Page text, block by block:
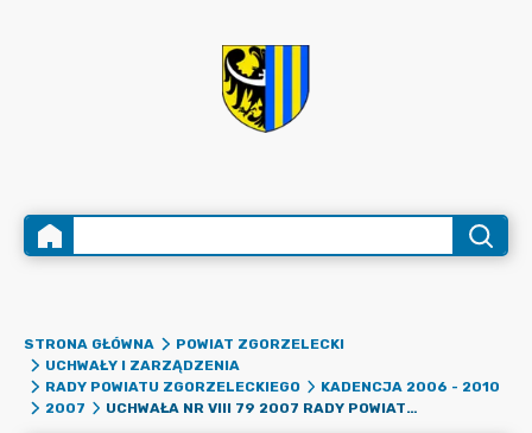
STRONA GŁÓWNA
POWIAT ZGORZELECKI
UCHWAŁY I ZARZĄDZENIA
RADY POWIATU ZGORZELECKIEGO
KADENCJA 2006 - 2010
2007
UCHWAŁA NR VIII 79 2007 RADY POWIATU ZGORZELECKIEGO Z DNIA 26 KWIETNIA 2007 R. W SPRAWIE ZMIANY UCHWAŁY NR II 22 2006 RADY POWIATU ZGORZELECKIEGO Z DNIA 7 GRUDNIA 2006 R. W SPRAWIE POWOŁANIA KOMISJI REWIZYJNEJ RADY POWIATU ZGORZELECKIEGO, USTALENIA PRZEDMIOTU JEJ DZIAŁANIA ORAZ OKREŚLENIA SKŁADU OSOBOWEGO.